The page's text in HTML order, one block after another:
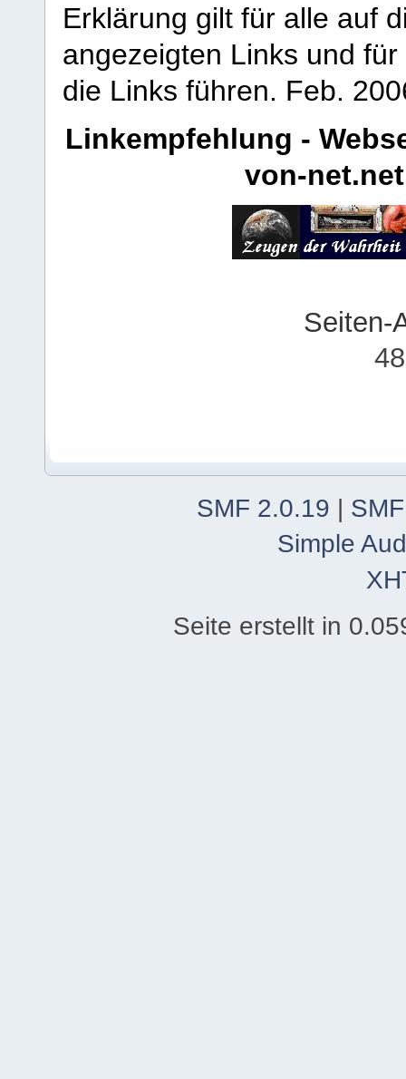
Erklärung gilt für alle auf
angezeigten Links und
die Links führen. Feb.
Linkempfehlung -
von-net.net
Seiten-
SMF 2.0.19
Simple
Seite erstellt in